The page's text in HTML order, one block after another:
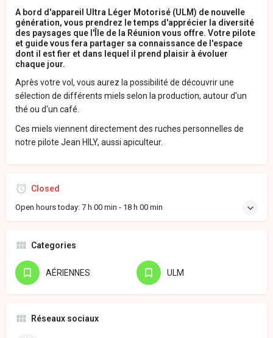
A bord d'appareil Ultra Léger Motorisé (ULM) de nouvelle
génération, vous prendrez le temps d'apprécier la diversité
des paysages que l'Île de la Réunion vous offre. Votre pilote
et guide vous fera partager sa connaissance de l'espace
dont il est fier et dans lequel il prend plaisir à évoluer
chaque jour.
Après votre vol, vous aurez la possibilité de découvrir une
sélection de différents miels selon la production, autour d'un
thé ou d'un café.
Ces miels viennent directement des ruches personnelles de
notre pilote Jean HILY, aussi apiculteur.
Closed
Open hours today: 7 h 00 min - 18 h 00 min
Categories
AÉRIENNES ULM
Réseaux sociaux